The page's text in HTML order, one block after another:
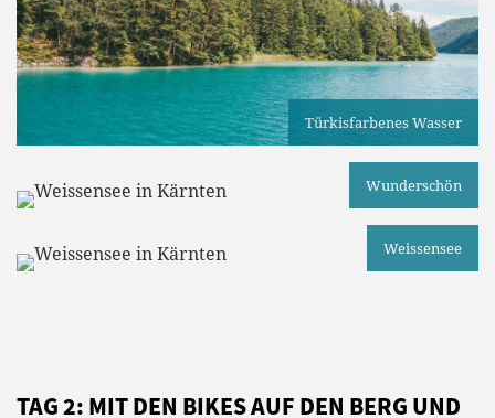
Türkisfarbenes Wasser
Wunderschön
Weissensee
TAG 2: MIT DEN BIKES AUF DEN BERG UND